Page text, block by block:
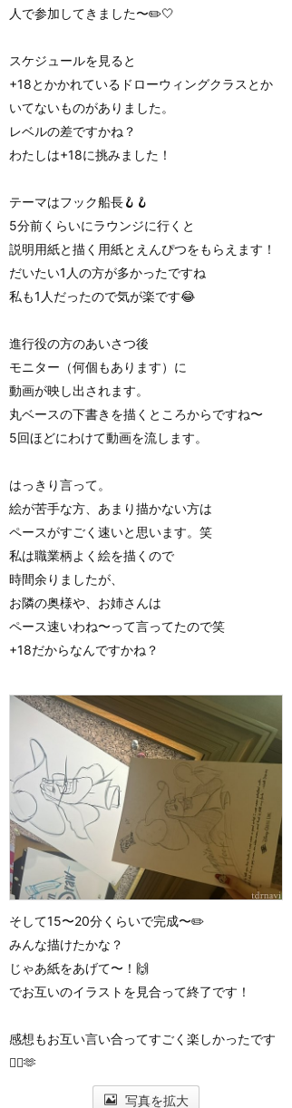
人で参加してきました〜✏️🤍
スケジュールを見ると
+18とかかれているドローウィングクラスとか
いてないものがありました。
レベルの差ですかね？
わたしは+18に挑みました！
テーマはフック船長🪝🪝
5分前くらいにラウンジに行くと
説明用紙と描く用紙とえんぴつをもらえます！
だいたい1人の方が多かったですね
私も1人だったので気が楽です😂
進行役の方のあいさつ後
モニター（何個もあります）に
動画が映し出されます。
丸ベースの下書きを描くところからですね〜
5回ほどにわけて動画を流します。
はっきり言って。
絵が苦手な方、あまり描かない方は
ペースがすごく速いと思います。笑
私は職業柄よく絵を描くので
時間余りましたが、
お隣の奥様や、お姉さんは
ペース速いわね〜って言ってたので笑
+18だからなんですかね？
そして15〜20分くらいで完成〜✏️
みんな描けたかな？
じゃあ紙をあげて〜！🙌
でお互いのイラストを見合って終了です！
感想もお互い言い合ってすごく楽しかったです
🙆‍♀️🫶
写真を拡大